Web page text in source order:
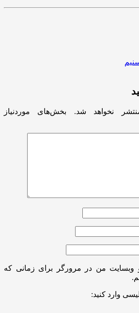
نخواهد شد.
بخش‌های موردنیاز
و وبسایت من در مرورگر برای زمانی که
وارد کنید: